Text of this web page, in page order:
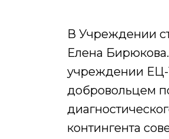
В Учреждении
Елена Бирюкова.
учреждении ЕЦ-
добровольцем
контингента